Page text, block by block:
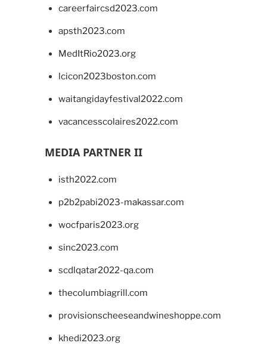
careerfaircsd2023.com
apsth2023.com
MedItRio2023.org
lcicon2023boston.com
waitangidayfestival2022.com
vacancesscolaires2022.com
MEDIA PARTNER II
isth2022.com
p2b2pabi2023-makassar.com
wocfparis2023.org
sinc2023.com
scdlqatar2022-qa.com
thecolumbiagrill.com
provisionscheeseandwineshoppe.com
khedi2023.org